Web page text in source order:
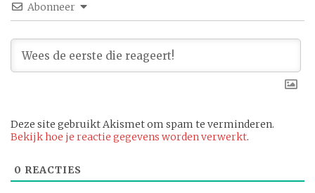
Abonneer
Deze site gebruikt Akismet om spam te verminderen.
Bekijk hoe je reactie gegevens worden verwerkt.
0 REACTIES